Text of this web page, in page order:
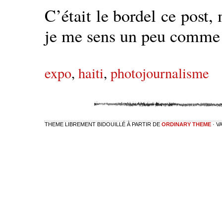
C’était le bordel ce
je me sens un peu
expo, haiti, photojournalisme
THEME LIBREMENT BIDOUILLÉ À PARTIR DE ORDINARY THEME ·